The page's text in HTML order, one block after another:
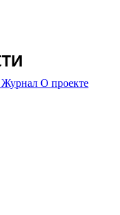
Журнал О проекте